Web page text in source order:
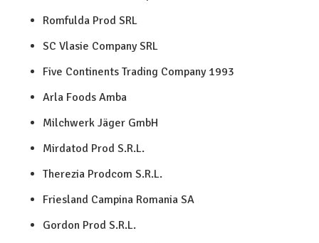
Romfulda Prod SRL
SC Vlasie Company SRL
Five Continents Trading Company 1993
Arla Foods Amba
Milchwerk Jäger GmbH
Mirdatod Prod S.R.L.
Therezia Prodcom S.R.L.
Friesland Campina Romania SA
Gordon Prod S.R.L.